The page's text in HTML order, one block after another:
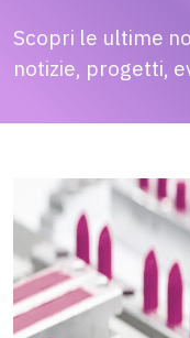
Scopri le ultime
notizie, progetti,